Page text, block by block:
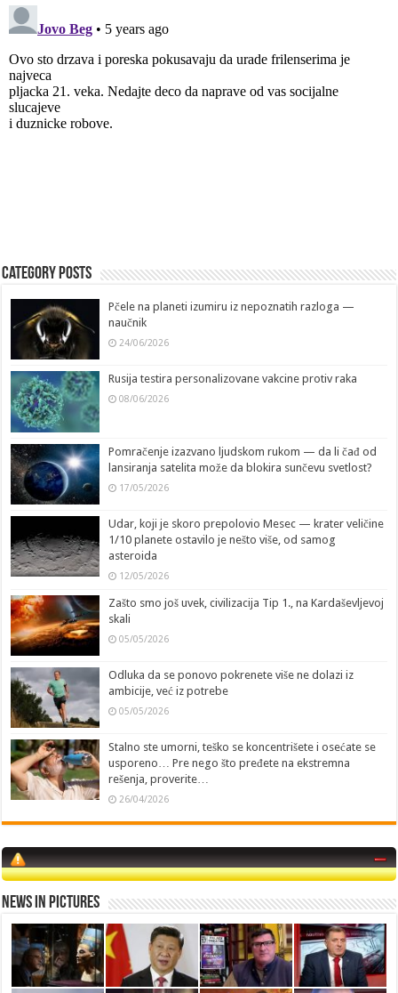
Category Posts
Pčele na planeti izumiru iz nepoznatih razloga —
naučnik
24/06/2026
Rusija testira personalizovane vakcine protiv raka
08/06/2026
Pomračenje izazvano ljudskom rukom — da li čađ od
lansiranja satelita može da blokira sunčevu svetlost?
17/05/2026
Udar, koji je skoro prepolovio Mesec — krater veličine
1/10 planete ostavilo je nešto više, od samog
asteroida
12/05/2026
Zašto smo još uvek, civilizacija Tip 1., na Kardaševljevoj
skali
05/05/2026
Odluka da se ponovo pokrenete više ne dolazi iz
ambicije, već iz potrebe
05/05/2026
Stalno ste umorni, teško se koncentrišete i osećate se
usporeno… Pre nego što pređete na ekstremna
rešenja, proverite…
26/04/2026
News in Pictures